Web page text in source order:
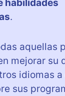
habilidades
.
aquellas
mejorar su
idiomas a
sus